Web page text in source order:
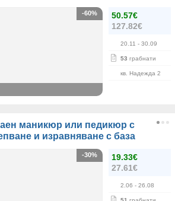
50.57€
127.82€
20.11 - 30.09
53 грабнати
кв. Надежда 2
-60%
маникюр или педикюр с
и изравняване с база
19.33€
27.61€
2.06 - 26.08
-30%